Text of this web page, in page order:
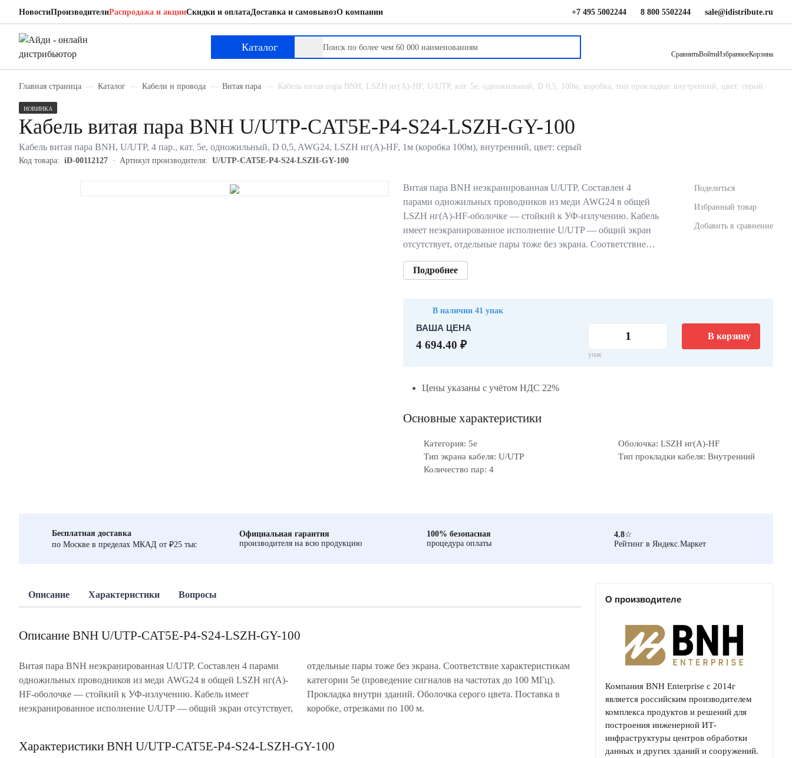
НовостиПроизводителиРаспродажа и акцииСкидки и оплатаДоставка и самовывозО компании +7 495 5002244 8 800 5502244 sale@idistribute.ru
Каталог
СравнитьВойтиИзбранноеКорзина
Главная страница Каталог Кабели и провода Витая пара Кабель витая пара BNH, LSZH нг(A)-HF, U/UTP, кат. 5е, одножильный, D 0,5, 100м, коробка, тип прокладки: внутренний, цвет: серый
НОВИНКА
Кабель витая пара BNH U/UTP-CAT5E-P4-S24-LSZH-GY-100
Кабель витая пара BNH, U/UTP, 4 пар., кат. 5е, одножильный, D 0,5, AWG24, LSZH нг(A)-HF, 1м (коробка 100м), внутренний, цвет: серый
Код товара: iD-00112127 Артикул производителя: U/UTP-CAT5E-P4-S24-LSZH-GY-100
Витая пара BNH неэкранированная U/UTP. Составлен 4
парами одножильных проводников из меди AWG24 в общей
LSZH нг(A)-HF-оболочке — стойкий к УФ-излучению. Кабель
имеет неэкранированное исполнение U/UTP — общий экран
отсутствует, отдельные пары тоже без экрана. Соответствие…
Подробнее
Поделиться
Избранный товар
Добавить в сравнение
В наличии 41 упак
ВАША ЦЕНА
4 694.40 ₽
упак
В корзину
Цены указаны с учётом НДС 22%
Основные характеристики
Категория: 5е
Оболочка: LSZH нг(A)-HF
Тип экрана кабеля: U/UTP
Тип прокладки кабеля: Внутренний
Количество пар: 4
Бесплатная доставка
по Москве в пределах МКАД от ₽25 тыс
Официальная гарантия
производителя на всю продукцию
100% безопасная
процедура оплаты
4.8☆
Рейтинг в Яндекс.Маркет
Описание Характеристики Вопросы
Описание BNH U/UTP-CAT5E-P4-S24-LSZH-GY-100
Витая пара BNH неэкранированная U/UTP. Составлен 4 парами
одножильных проводников из меди AWG24 в общей LSZH нг(A)-
HF-оболочке — стойкий к УФ-излучению. Кабель имеет
неэкранированное исполнение U/UTP — общий экран отсутствует,
отдельные пары тоже без экрана. Соответствие характеристикам
категории 5e (проведение сигналов на частотах до 100 МГц).
Прокладка внутри зданий. Оболочка серого цвета. Поставка в
коробке, отрезками по 100 м.
Характеристики BNH U/UTP-CAT5E-P4-S24-LSZH-GY-100
О производителе
Компания BNH Enterprise с 2014г
является российским производителем
комплекса продуктов и решений для
построения инженерной ИТ-
инфраструктуры центров обработки
данных и других зданий и сооружений.
BNH U/UTP-CAT5E-P4-S24-LSZH-GY-100
Кабель витая пара